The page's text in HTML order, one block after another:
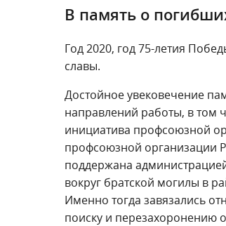
В память о
Год 2020, год 75-летия
славы.
Достойное увековечение
направлений работы, в том
инициатива профсоюзной
профсоюзной организации
поддержана
вокруг братской могилы в
Именно тогда завязались
поиску и перезахоронению